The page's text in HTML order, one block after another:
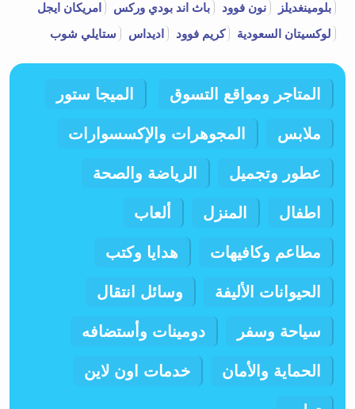
بلومينغديلز
نون فوود باث اند بودي وركس
امريكان ايجل
لوكسيتان السعودية
كريم فوود اديداس ستايلي شوب
المتاجر ومواقع التسوق الميجا ستور
ملابس المجوهرات والإكسسوارات
عطور وتجميل الرياضة والصحة
اطفال المنزل ألعاب
مطاعم وكافيهات هدايا وكتب
الحيوانات الأليفة وسائل انتقال
سياحة وسفر دومينات وأستضافه
الحماية والأمان خدمات اون لاين